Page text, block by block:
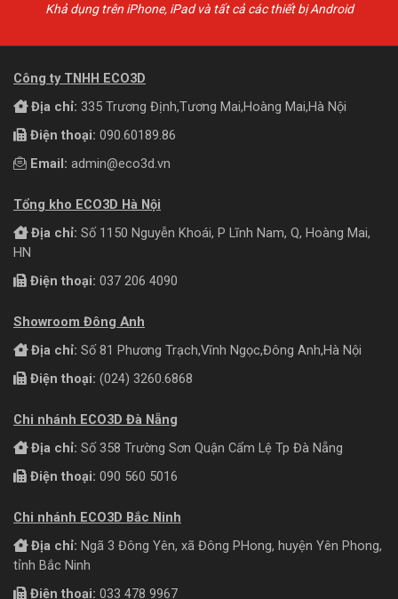
Khả dụng trên iPhone, iPad và tất cả các thiết bị Android
Công ty TNHH ECO3D
Địa chỉ: 335 Trương Định,Tương Mai,Hoàng Mai,Hà Nội
Điện thoại: 090.60189.86
Email: admin@eco3d.vn
Tổng kho ECO3D Hà Nội
Địa chỉ: Số 1150 Nguyễn Khoái, P Lĩnh Nam, Q, Hoàng Mai,
HN
Điện thoại: 037 206 4090
Showroom Đông Anh
Địa chỉ: Số 81 Phương Trạch,Vĩnh Ngọc,Đông Anh,Hà Nội
Điện thoại: (024) 3260.6868
Chi nhánh ECO3D Đà Nẵng
Địa chỉ: Số 358 Trường Sơn Quận Cẩm Lệ Tp Đà Nẵng
Điện thoại: 090 560 5016
Chi nhánh ECO3D Bắc Ninh
Địa chỉ: Ngã 3 Đông Yên, xã Đông PHong, huyện Yên Phong,
tỉnh Bắc Ninh
Điện thoại: 033 478 9967